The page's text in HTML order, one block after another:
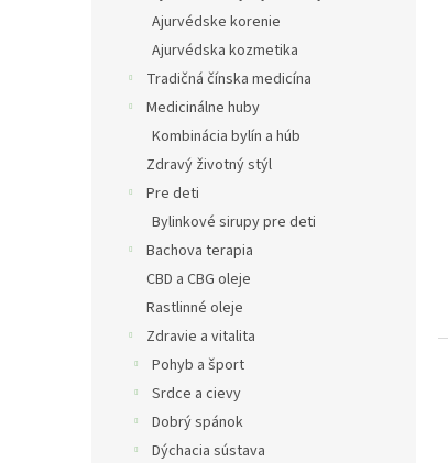
Ajurvédske korenie
Ajurvédska kozmetika
Tradičná čínska medicína
Medicinálne huby
Kombinácia bylín a húb
Zdravý životný stýl
Pre deti
Bylinkové sirupy pre deti
Bachova terapia
CBD a CBG oleje
Rastlinné oleje
Zdravie a vitalita
Pohyb a šport
Srdce a cievy
Dobrý spánok
Dýchacia sústava